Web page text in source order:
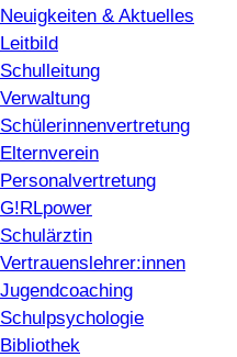
Neuigkeiten & Aktuelles
Leitbild
Schulleitung
Verwaltung
Schülerinnenvertretung
Elternverein
Personalvertretung
G!RLpower
Schulärztin
Vertrauenslehrer:innen
Jugendcoaching
Schulpsychologie
Bibliothek